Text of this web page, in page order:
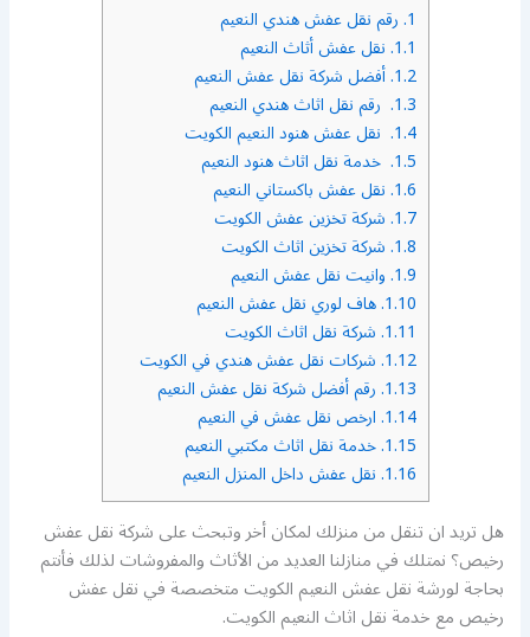
1. رقم نقل عفش هندي النعيم
1.1. نقل عفش أثاث النعيم
1.2. أفضل شركة نقل عفش النعيم
1.3. رقم نقل اثاث هندي النعيم
1.4. نقل عفش هنود النعيم الكويت
1.5. خدمة نقل اثاث هنود النعيم
1.6. نقل عفش باكستاني النعيم
1.7. شركة تخزين عفش الكويت
1.8. شركة تخزين اثاث الكويت
1.9. وانيت نقل عفش النعيم
1.10. هاف لوري نقل عفش النعيم
1.11. شركة نقل اثاث الكويت
1.12. شركات نقل عفش هندي في الكويت
1.13. رقم أفضل شركة نقل عفش النعيم
1.14. ارخص نقل عفش في النعيم
1.15. خدمة نقل اثاث مكتبي النعيم
1.16. نقل عفش داخل المنزل النعيم
هل تريد ان تنقل من منزلك لمكان أخر وتبحث على شركة نقل عفش
رخيص؟ نمتلك في منازلنا العديد من الأثاث والمفروشات لذلك فأنتم
بحاجة لورشة نقل عفش النعيم الكويت متخصصة في نقل عفش
رخيص مع خدمة نقل اثاث النعيم الكويت.